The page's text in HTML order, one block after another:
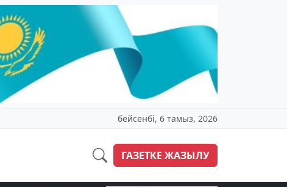
бейсенбі, 6 тамыз, 2026
ГАЗЕТКЕ ЖАЗЫЛУ